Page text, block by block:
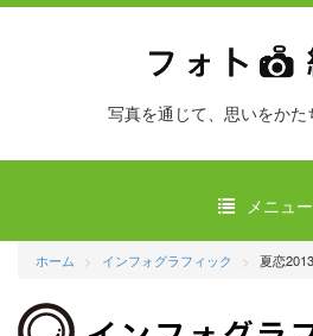
写真を通じて、思いをかた
メニュー
ホーム インフォグラフィック 夏恋